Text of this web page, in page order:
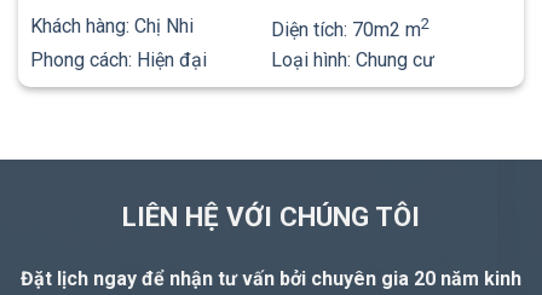
Khách hàng: Chị Nhi Diện tích: 70m2 m2
Phong cách: Hiện đại Loại hình: Chung cư
LIÊN HỆ VỚI CHÚNG TÔI
Đặt lịch ngay để nhận tư vấn bởi chuyên gia 20 năm kinh